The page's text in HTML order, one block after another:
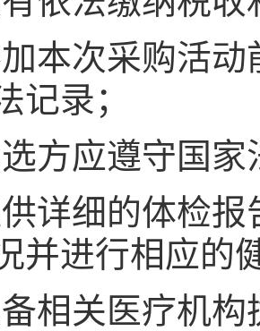
本次采购活
记录；
方应遵守国
详细的体检
并进行相应的
相关医疗机构